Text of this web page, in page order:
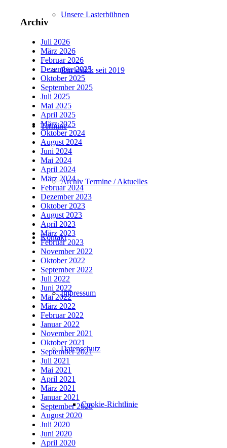
Unsere Lasterbühnen
Rückblick seit 2019
Termine
Archiv Termine / Aktuelles
Kontakt
Impressum
Datenschutz
Cookie-Richtlinie
Archiv
Juli 2026
März 2026
Februar 2026
Dezember 2025
Oktober 2025
September 2025
Juli 2025
Mai 2025
April 2025
März 2025
Oktober 2024
August 2024
Juni 2024
Mai 2024
April 2024
März 2024
Februar 2024
Dezember 2023
Oktober 2023
August 2023
April 2023
März 2023
Februar 2023
November 2022
Oktober 2022
September 2022
Juli 2022
Juni 2022
Mai 2022
März 2022
Februar 2022
Januar 2022
November 2021
Oktober 2021
September 2021
Juli 2021
Mai 2021
April 2021
März 2021
Januar 2021
September 2020
August 2020
Juli 2020
Juni 2020
April 2020